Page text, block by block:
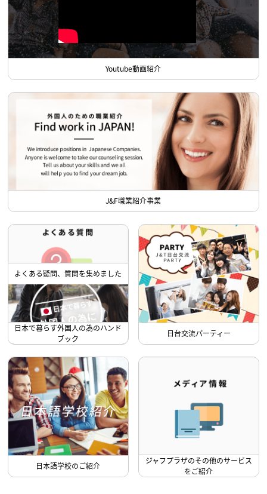
Youtube動画紹介
J&F職業紹介事業
よくある疑問、質問を集めました
日本で暮らす外国人の為のハンド
ブック
日台交流パーティー
日本語学校のご紹介
ジャフプラザのその他のサービス
をご紹介